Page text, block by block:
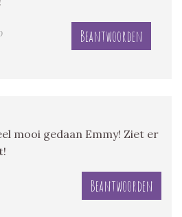
Beantwoorden
mooi gedaan Emmy! Ziet er
Beantwoorden